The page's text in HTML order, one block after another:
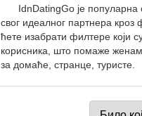
IdnDatingGo је
свог идеалног партнера
ћете изабрати филтере који
корисника, што помаже
за домаће, странце, туристе.